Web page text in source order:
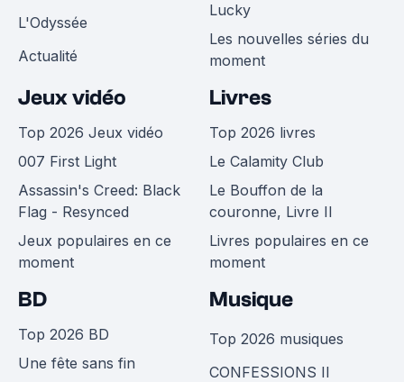
L'Odyssée
Actualité
Lucky
Les nouvelles séries du
moment
Jeux vidéo
Top 2026 Jeux vidéo
007 First Light
Assassin's Creed: Black
Flag - Resynced
Jeux populaires en ce
moment
Livres
Top 2026 livres
Le Calamity Club
Le Bouffon de la
couronne, Livre II
Livres populaires en ce
moment
BD
Top 2026 BD
Une fête sans fin
Musique
Top 2026 musiques
CONFESSIONS II